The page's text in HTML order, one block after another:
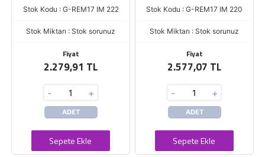
Stok Kodu : G-REM17 IM 222
Stok Miktarı : Stok sorunuz
Fiyat
2.279,91 TL
- +
ADET
Sepete Ekle
Stok Kodu : G-REM17 IM 220
Stok Miktarı : Stok sorunuz
Fiyat
2.577,07 TL
- +
ADET
Sepete Ekle